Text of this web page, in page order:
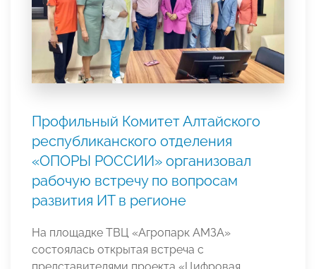
Профильный Комитет Алтайского
республиканского отделения
«ОПОРЫ РОССИИ» организовал
рабочую встречу по вопросам
развития ИТ в регионе
На площадке ТВЦ «Агропарк АМЗА»
состоялась открытая встреча с